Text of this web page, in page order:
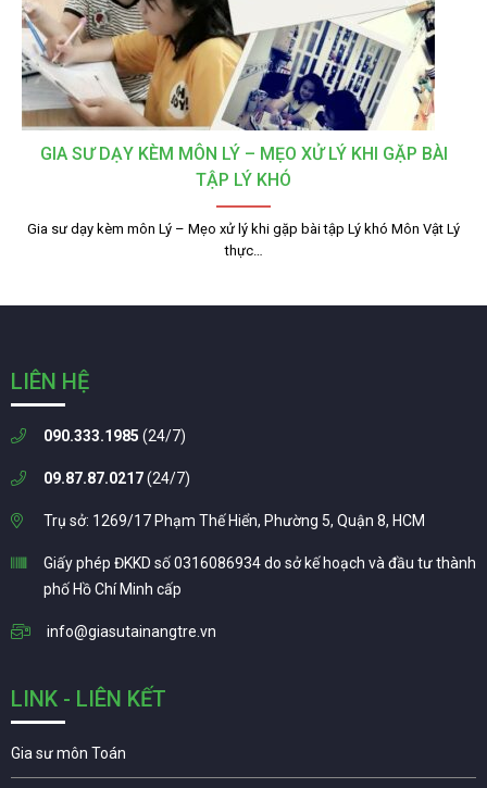
GIA SƯ DẠY KÈM MÔN LÝ – MẸO XỬ LÝ KHI GẶP BÀI
TẬP LÝ KHÓ
Gia sư dạy kèm môn Lý – Mẹo xử lý khi gặp bài tập Lý khó Môn Vật Lý
thực…
LIÊN HỆ
090.333.1985 (24/7)
09.87.87.0217(24/7)
Trụ sở: 1269/17 Phạm Thế Hiển, Phường 5, Quận 8, HCM
Giấy phép ĐKKD số 0316086934 do sở kế hoạch và đầu tư thành
phố Hồ Chí Minh cấp
info@giasutainangtre.vn
LINK - LIÊN KẾT
Gia sư môn Toán